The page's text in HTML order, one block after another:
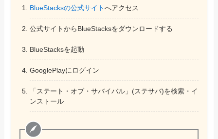
BlueStacksの公式サイトへアクセス
公式サイトからBlueStacksをダウンロードする
BlueStacksを起動
GooglePlayにログイン
「ステート・オブ・サバイバル」(ステサバ)を検索・イ
ンストール